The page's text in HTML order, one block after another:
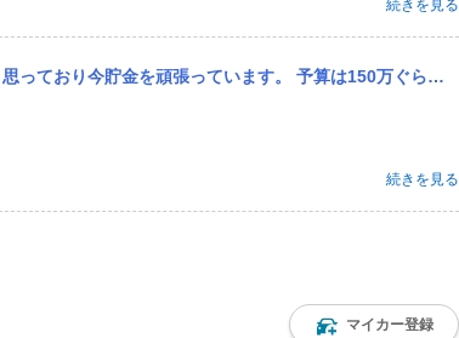
続きを見る
万ぐらいなのですが150万だと中古ぐらいしかないですよね、、？ できれば軽以外が良いのですが、 ラパ...
続きを見る
マイカー登録